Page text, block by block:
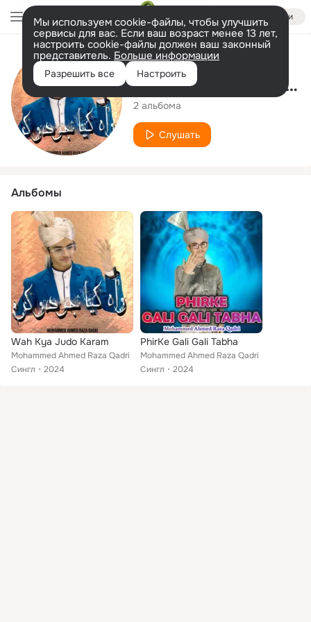
Войти
Мы используем cookie-файлы, чтобы улучшить
сервисы для вас. Если ваш возраст менее 13 лет,
настроить cookie-файлы должен ваш законный
представитель. Больше информации
Разрешить все Настроить
Исполнитель
Mohammed Ahmed Raza Qadri
2 альбома
Слушать
Альбомы
Wah Kya Judo Karam
Mohammed Ahmed Raza Qadri
Сингл
2024
PhirKe Gali Gali Tabha
Mohammed Ahmed Raza Qadri
Сингл
2024